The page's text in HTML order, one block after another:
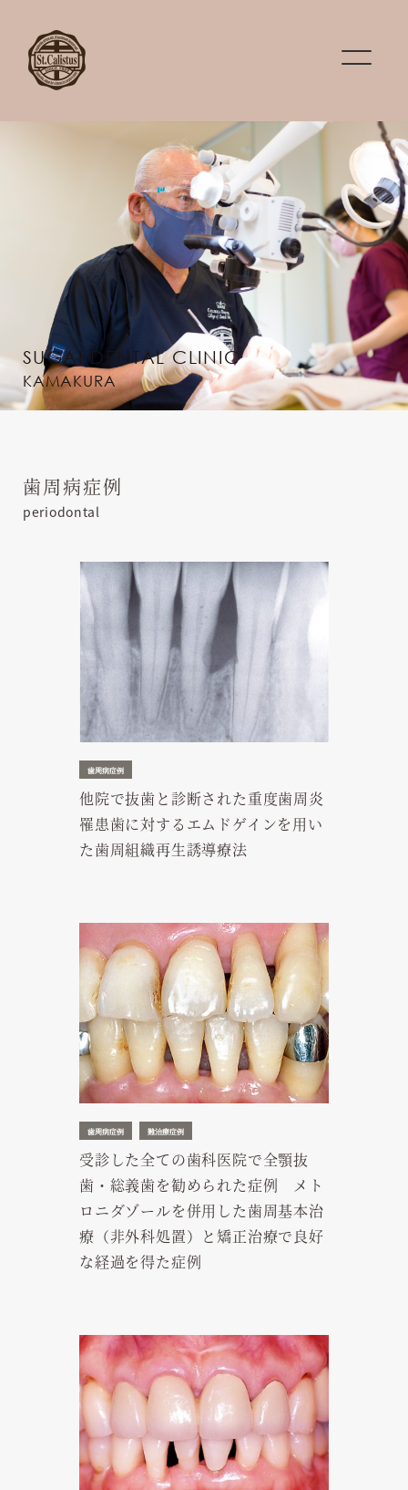
SUGAI DENTAL CLINIC
KAMAKURA
歯周病症例
periodontal
歯周病症例
他院で抜歯と診断された重度歯周炎
罹患歯に対するエムドゲインを用い
た歯周組織再生誘導療法
歯周病症例 難治療症例
受診した全ての歯科医院で全顎抜
歯・総義歯を勧められた症例 メト
ロニダゾールを併用した歯周基本治
療（非外科処置）と矯正治療で良好
な経過を得た症例